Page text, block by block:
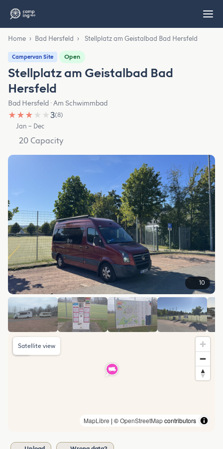
Home › Bad Hersfeld › Stellplatz am Geistalbad Bad Hersfeld
Campervan Site Open
Stellplatz am Geistalbad Bad
Hersfeld
Bad Hersfeld · Am Schwimmbad
★ ★ ★ ★ ★3(8)
Jan – Dec
20 Capacity
10
MapLibre | ©OpenStreetMapcontributors
Satellite view